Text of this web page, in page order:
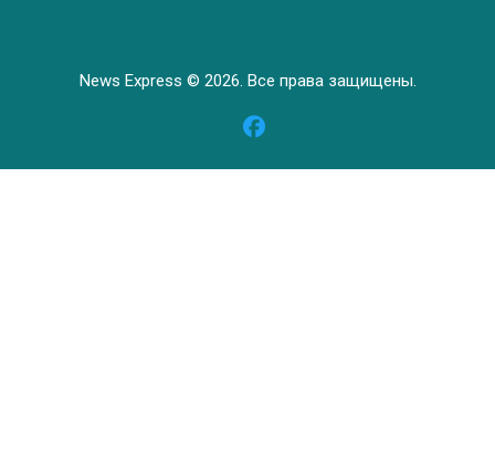
News Express © 2026. Все права защищены.